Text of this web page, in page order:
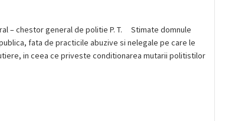
– chestor general de politie P. T. Stimate domnule
fata de practicile abuzive si nelegale pe care le
in ceea ce priveste conditionarea mutarii politistilor